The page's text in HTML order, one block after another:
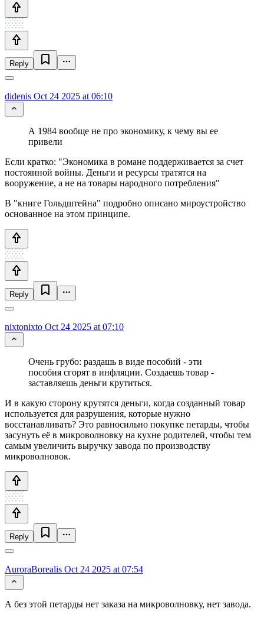
Reply
didenis Oct 24 2025 at 06:10
А 1984 вообще не про экономику, к чему вы ее
привели
Если кратко: "Экономика в романе поддерживается за счет
постоянной войны. Деньги и ресурсы тратятся на
вооружение, а не на товары народного потребления"
В "книге Гольдштейна" подробно описано мироустройство
основанное на этом принципе.
Reply
nixtonixto Oct 24 2025 at 07:10
Очень грубо: раздашь в виде пособий - эти
пособия сгорят в инфляции. Создаешь товар -
заставляешь деньги крутиться.
И в какую сторону крутятся деньги, когда созданный товар
используется для разрушения, которые нужно
восстанавливать? Это равносильно покупке петарды, чтобы
засунуть её в микроволновку на кухне родителей, чтобы тем
самым увеличить выручку завода по производству
микроволновок.
Reply
AuroraBorealis Oct 24 2025 at 07:54
А без этой петарды нет заказа на микроволновку, нет завода.